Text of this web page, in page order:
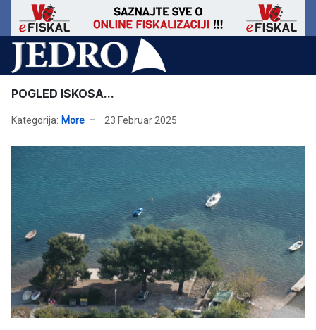
POGLED ISKOSA...
Kategorija: More 23 Februar 2025